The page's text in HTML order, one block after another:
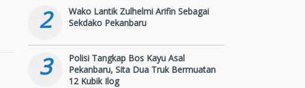
2
Wako Lantik Zulhelmi Arifin Sebagai
Sekdako Pekanbaru
3
Polisi Tangkap Bos Kayu Asal
Pekanbaru, Sita Dua Truk Bermuatan
12 Kubik Ilog